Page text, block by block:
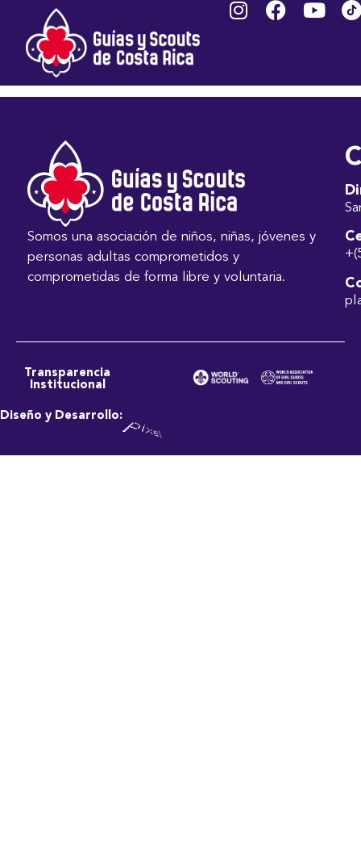
VASQUEZ DIAZ
BERNY
Somos una asociación de niños, niñas, jóvenes y
personas adultas comprometidos y
comprometidas de forma libre y voluntaria.
Transparencia
Institucional
Diseño y Desarrollo: